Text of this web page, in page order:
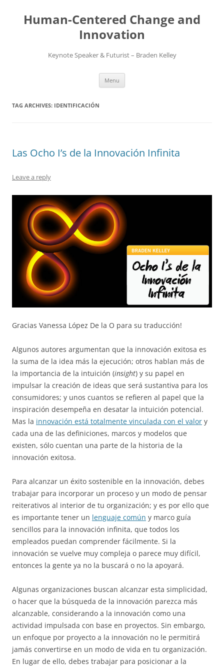
content
Human-Centered Change and
Innovation
Keynote Speaker & Futurist – Braden Kelley
Menu
TAG ARCHIVES: IDENTIFICACIÓN
Las Ocho I’s de la Innovación Infinita
Leave a reply
Gracias Vanessa López De la O para su traducción!
Algunos autores argumentan que la innovación exitosa es
la suma de la idea más la ejecución; otros hablan más de
la importancia de la intuición (insight) y su papel en
impulsar la creación de ideas que será sustantiva para los
consumidores; y unos cuantos se refieren al papel que la
inspiración desempeña en desatar la intuición potencial.
Mas la innovación está totalmente vinculada con el valor y
cada una de las definiciones, marcos y modelos que
existen, sólo cuentan una parte de la historia de la
innovación exitosa.
Para alcanzar un éxito sostenible en la innovación, debes
trabajar para incorporar un proceso y un modo de pensar
reiterativos al interior de tu organización; y es por ello que
es importante tener un lenguaje común y marco guía
sencillos para la innovación infinita, que todos los
empleados puedan comprender fácilmente. Si la
innovación se vuelve muy compleja o parece muy difícil,
entonces la gente ya no la buscará o no la apoyará.
Algunas organizaciones buscan alcanzar esta simplicidad,
o hacer que la búsqueda de la innovación parezca más
alcanzable, considerando a la innovación como una
actividad impulsada con base en proyectos. Sin embargo,
un enfoque por proyecto a la innovación no le permitirá
jamás convertirse en un modo de vida en tu organización.
En lugar de ello, debes trabajar para posicionar a la